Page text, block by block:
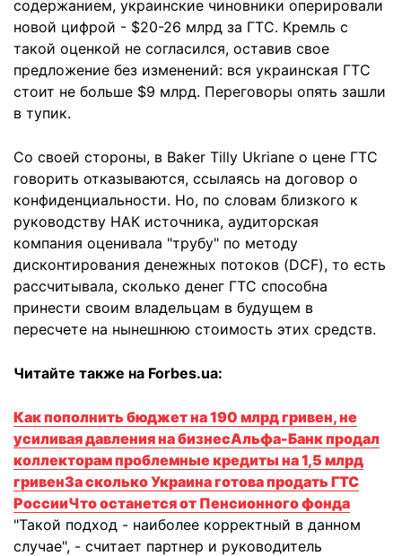
содержанием, украинские чиновники оперировали
новой цифрой - $20-26 млрд за ГТС. Кремль с
такой оценкой не согласился, оставив свое
предложение без изменений: вся украинская ГТС
стоит не больше $9 млрд. Переговоры опять зашли
в тупик.
Со своей стороны, в Baker Tilly Ukriane о цене ГТС
говорить отказываются, ссылаясь на договор о
конфиденциальности. Но, по словам близкого к
руководству НАК источника, аудиторская
компания оценивала "трубу" по методу
дисконтирования денежных потоков (DCF), то есть
рассчитывала, сколько денег ГТС способна
принести своим владельцам в будущем в
пересчете на нынешнюю стоимость этих средств.
Читайте также на Forbes.ua:
Как пополнить бюджет на 190 млрд гривен, не
усиливая давления на бизнесАльфа-Банк продал
коллекторам проблемные кредиты на 1,5 млрд
гривенЗа сколько Украина готова продать ГТС
РоссииЧто останется от Пенсионного фонда
"Такой подход - наиболее корректный в данном
случае", - считает партнер и руководитель